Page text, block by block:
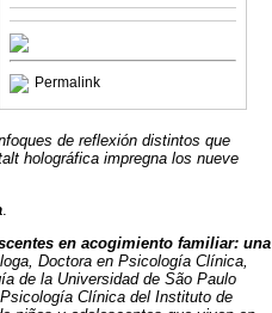
Permalink
de reflexión distintos que
holográfica impregna los nueve
.
en acogimiento familiar: una
Doctora en Psicología Clínica,
de la Universidad de São Paulo
Clínica del Instituto de